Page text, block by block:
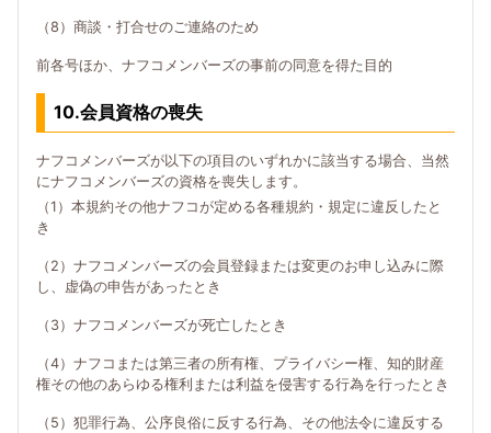
（8）商談・打合せのご連絡のため
前各号ほか、ナフコメンバーズの事前の同意を得た目的
10.会員資格の喪失
ナフコメンバーズが以下の項目のいずれかに該当する場合、当然
にナフコメンバーズの資格を喪失します。
（1）本規約その他ナフコが定める各種規約・規定に違反したと
き
（2）ナフコメンバーズの会員登録または変更のお申し込みに際
し、虚偽の申告があったとき
（3）ナフコメンバーズが死亡したとき
（4）ナフコまたは第三者の所有権、プライバシー権、知的財産
権その他のあらゆる権利または利益を侵害する行為を行ったとき
（5）犯罪行為、公序良俗に反する行為、その他法令に違反する